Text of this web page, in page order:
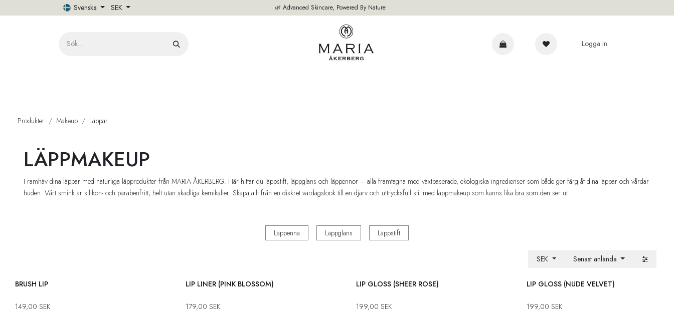
Svenska SEK 🌿 Advanced Skincare, Powered By Nature
Logga in
Produkter Makeup Läppar
LÄPPMAKEUP
Framhäv dina läppar med naturliga läpprodukter från MARIA ÅKERBERG. Här hittar du läppstift, läppglans och läppennor – alla framtagna med växtbaserade, ekologiska ingredienser som både ger färg åt dina läppar och vårdar
huden. Vårt smink är silikon- och parabenfritt, helt utan skadliga kemikalier. Skapa allt från en diskret vardagslook till en djärv och uttrycksfull stil med läppmakeup som känns lika bra som den ser ut.
Läppenna Läppglans Läppstift
SEK Senast anlända
BRUSH LIP
149,00 SEK
LIP LINER (PINK BLOSSOM)
179,00 SEK
LIP GLOSS (SHEER ROSE)
199,00 SEK
LIP GLOSS (NUDE VELVET)
199,00 SEK